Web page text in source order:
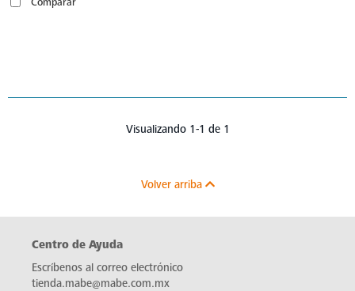
Visualizando 1-1 de 1
Volver arriba
Centro de Ayuda
Escríbenos al correo electrónico
tienda.mabe@mabe.com.mx